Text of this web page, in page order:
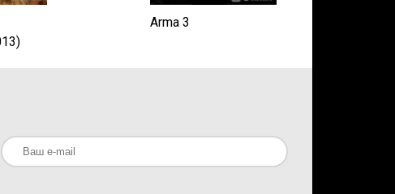
Arma 3